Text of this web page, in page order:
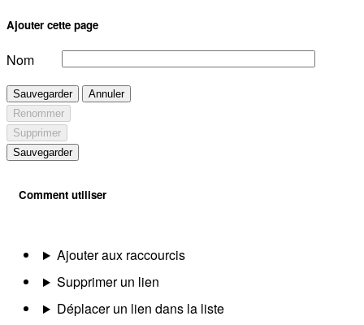
Ajouter cette page
Nom
Sauvegarder
Annuler
Renommer
Supprimer
Sauvegarder
Comment utiliser
Ajouter aux raccourcis
Supprimer un lien
Déplacer un lien dans la liste